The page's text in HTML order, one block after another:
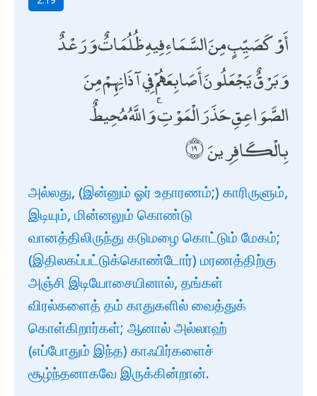
أَوْ كَصَيِّبٍ مِنَ السَّمَاءِ فِيهِ ظُلُمَاتٌ وَرَعْدٌ
وَبَرْقٌ يَجْعَلُونَ أَصَابِعَهُمْ فِي آذَانِهِمْ مِنَ
الصَّوَاعِقِ حَذَرَ الْمَوْتِ ۚ وَاللَّهُ مُحِيطٌ
بِالْكَافِرِينَ
அல்லது, (இன்னும் ஓர் உதாரணம்;) காரிருளும்,
இடியும், மின்னலும் கொண்டு
வானத்திலிருந்து கடுமழை கொட்டும் மேகம்;
(இதிலகப்பட்டுக்கொண்டோர்) மரணத்திற்கு
அஞ்சி இடியோசையினால், தங்கள்
விரல்களைத் தம் காதுகளில் வைத்துக்
கொள்கிறார்கள்; ஆனால் அல்லாஹ்
(எப்போதும் இந்த) காஃபிர்களைச்
சூழ்ந்தனாகவே இருக்கின்றான்.